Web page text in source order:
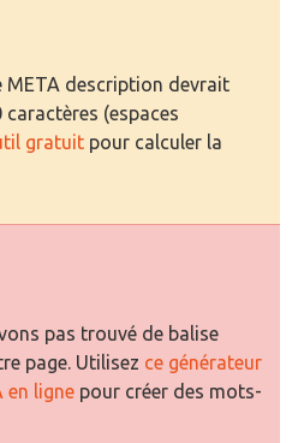
META description devrait
(espaces
gratuit pour calculer la
pas trouvé de balise
page. Utilisez ce générateur
en ligne pour créer des mots-